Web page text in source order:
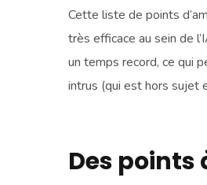
Cette liste de points
très efficace au sein de
un temps record, ce qui
intrus (qui est hors sujet
Des